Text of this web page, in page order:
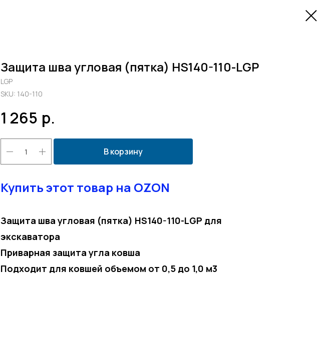
Защита шва угловая (пятка) HS140-110-LGP
LGP
SKU: 140-110
1 265 р.
В корзину
Купить этот товар на OZON
Защита шва угловая (пятка) HS140-110-LGP для
экскаватора
Приварная защита угла ковша
Подходит для ковшей объемом от 0,5 до 1,0 м3